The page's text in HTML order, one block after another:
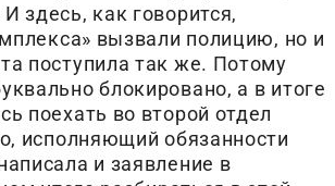
здесь, как говорится,
вызвали полицию, но и
поступила так же. Потому
блокировано, а в итоге
поехать во второй отдел
исполняющий обязанности
и заявление в